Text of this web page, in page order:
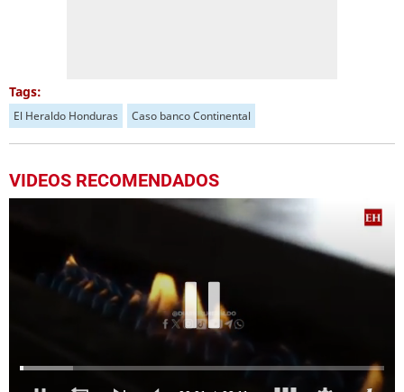
Tags:
El Heraldo Honduras Caso banco Continental
VIDEOS RECOMENDADOS